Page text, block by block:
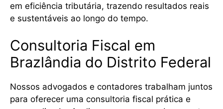
em eficiência tributária, trazendo resultados reais
e sustentáveis ao longo do tempo.
Consultoria Fiscal em
Brazlândia do Distrito Federal
Nossos advogados e contadores trabalham juntos
para oferecer uma consultoria fiscal prática e